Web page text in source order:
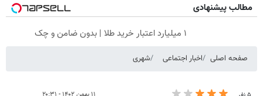
مطالب پیشنهادی
۱ میلیارد اعتبار خرید طلا | بدون ضامن و چک
صفحه اصلی اخبار اجتماعی شهری